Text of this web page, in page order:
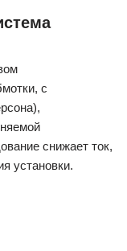
с
снижает ток,
установки.